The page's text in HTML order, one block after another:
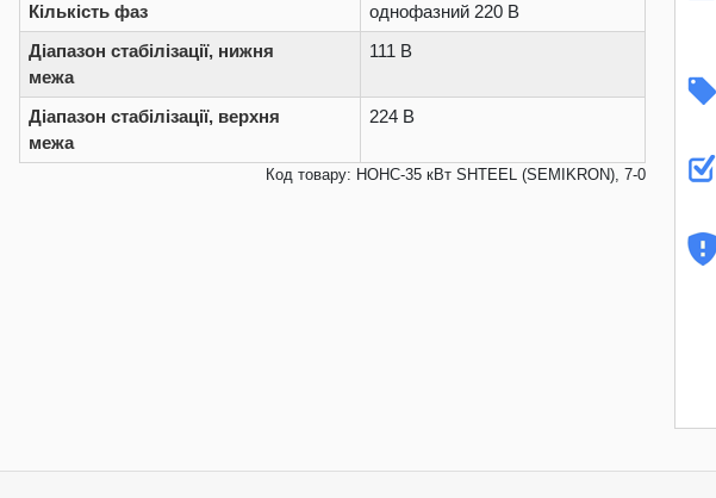
Кількість фаз
однофазний 220 В
Діапазон стабілізації, нижня
межа
111 В
Діапазон стабілізації, верхня
межа
224 В
Код товару: НОНС-35 кВт SHTEEL (SEMIKRON), 7-0